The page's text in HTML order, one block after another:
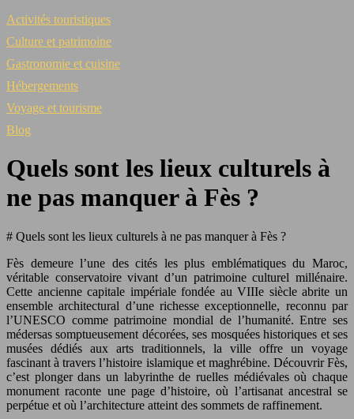
Activités touristiques
Culture et patrimoine
Gastronomie et cuisine
Hébergements
Voyage et tourisme
Blog
Quels sont les lieux culturels à
ne pas manquer à Fès ?
# Quels sont les lieux culturels à ne pas manquer à Fès ?
Fès demeure l’une des cités les plus emblématiques du Maroc,
véritable conservatoire vivant d’un patrimoine culturel millénaire.
Cette ancienne capitale impériale fondée au VIIIe siècle abrite un
ensemble architectural d’une richesse exceptionnelle, reconnu par
l’UNESCO comme patrimoine mondial de l’humanité. Entre ses
médersas somptueusement décorées, ses mosquées historiques et ses
musées dédiés aux arts traditionnels, la ville offre un voyage
fascinant à travers l’histoire islamique et maghrébine. Découvrir Fès,
c’est plonger dans un labyrinthe de ruelles médiévales où chaque
monument raconte une page d’histoire, où l’artisanat ancestral se
perpétue et où l’architecture atteint des sommets de raffinement.